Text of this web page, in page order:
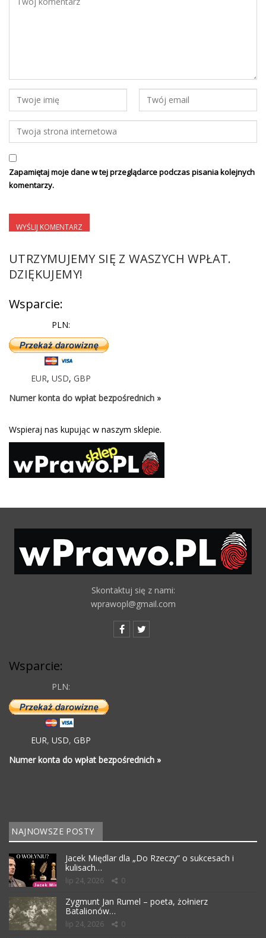
Zapamiętaj moje dane w tej przeglądarce podczas pisania kolejnych
komentarzy.
UTRZYMUJEMY SIĘ Z WASZYCH WPŁAT.
DZIĘKUJEMY!
Wsparcie:
PLN:
EUR, USD, GBP
Numer konta do wpłat bezpośrednich »
Wspieraj nas kupując w naszym sklepie.
Skontaktuj się z nami:
wprawopl@gmail.com
Wsparcie:
PLN:
EUR, USD, GBP
Numer konta do wpłat bezpośrednich »
NAJNOWSZE POSTY
Jacek Międlar dla „Do Rzeczy” o sukcesach i
kulisach…
lip 24, 2026 0
Zygmunt Jan Rumel – poeta, żołnierz
Batalionów…
lip 24, 2026 0